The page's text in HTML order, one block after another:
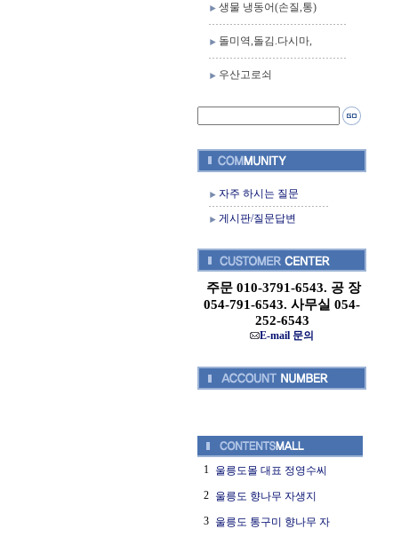
생물 냉동어(손질,통)
돌미역,돌김.다시마,
우산고로쇠
자주 하시는 질문
게시판/질문답변
주문 010-3791-6543. 공 장
054-791-6543. 사무실 054-
252-6543
E-mail 문의
1 울릉도몰 대표 정영수씨
2 울릉도 향나무 자생지
3 울릉도 통구미 향나무 자